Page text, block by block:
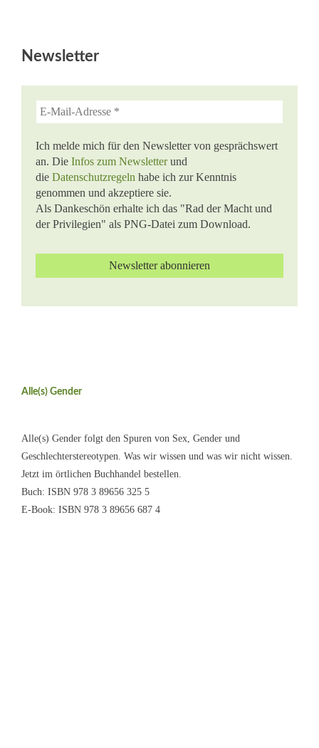
Newsletter
Ich melde mich für den Newsletter von gesprächswert
an. Die Infos zum Newsletterund
die Datenschutzregeln habe ich zur Kenntnis
genommen und akzeptiere sie.
Als Dankeschön erhalte ich das "Rad der Macht und
der Privilegien" als PNG-Datei zum Download.
Alle(s) Gender
Alle(s) Gender folgt den Spuren von Sex, Gender und
Geschlechterstereotypen. Was wir wissen und was wir nicht wissen.
Jetzt im örtlichen Buchhandel bestellen.
Buch: ISBN 978 3 89656 325 5
E-Book: ISBN 978 3 89656 687 4